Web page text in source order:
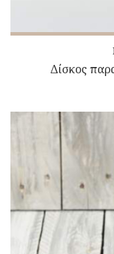
Δίσκος